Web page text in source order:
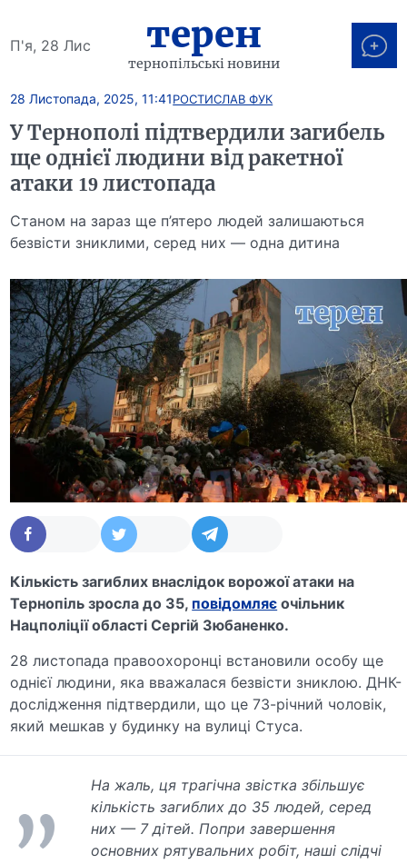
П'я, 28 Лис терен
тернопільські новини
28 Листопада, 2025, 11:41РОСТИСЛАВ ФУК
У Тернополі підтвердили загибель
ще однієї людини від ракетної
атаки 19 листопада
Станом на зараз ще п’ятеро людей залишаються
безвісти зниклими, серед них — одна дитина
Кількість загиблих внаслідок ворожої атаки на
Тернопіль зросла до 35, повідомляє очільник
Нацполіції області Сергій Зюбаненко.
28 листопада правоохоронці встановили особу ще
однієї людини, яка вважалася безвісти зниклою. ДНК-
дослідження підтвердили, що це 73-річний чоловік,
який мешкав у будинку на вулиці Стуса.
На жаль, ця трагічна звістка збільшує
кількість загиблих до 35 людей, серед
них — 7 дітей. Попри завершення
основних рятувальних робіт, наші слідчі